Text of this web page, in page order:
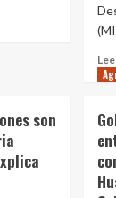
son